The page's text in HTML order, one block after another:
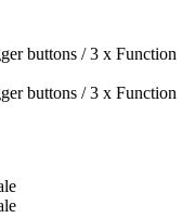
buttons / 3 x Function
buttons / 3 x Function